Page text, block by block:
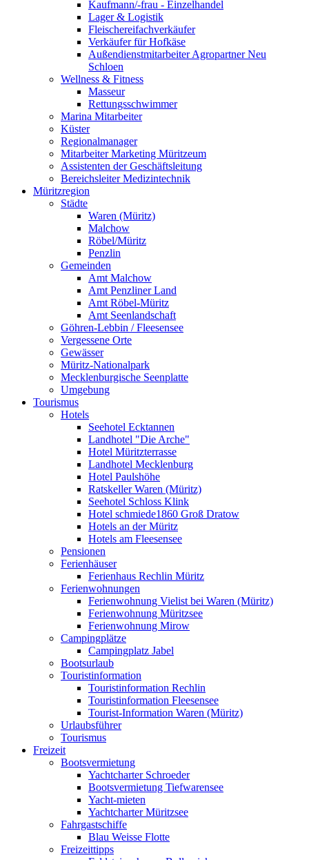
Kaufmann/-frau - Einzelhandel
Lager & Logistik
Fleischereifachverkäufer
Verkäufer für Hofkäse
Außendienstmitarbeiter Agropartner Neu
Schloen
Wellness & Fitness
Masseur
Rettungsschwimmer
Marina Mitarbeiter
Küster
Regionalmanager
Mitarbeiter Marketing Müritzeum
Assistenten der Geschäftsleitung
Bereichsleiter Medizintechnik
Müritzregion
Städte
Waren (Müritz)
Malchow
Röbel/Müritz
Penzlin
Gemeinden
Amt Malchow
Amt Penzliner Land
Amt Röbel-Müritz
Amt Seenlandschaft
Göhren-Lebbin / Fleesensee
Vergessene Orte
Gewässer
Müritz-Nationalpark
Mecklenburgische Seenplatte
Umgebung
Tourismus
Hotels
Seehotel Ecktannen
Landhotel "Die Arche"
Hotel Müritzterrasse
Landhotel Mecklenburg
Hotel Paulshöhe
Ratskeller Waren (Müritz)
Seehotel Schloss Klink
Hotel schmiede1860 Groß Dratow
Hotels an der Müritz
Hotels am Fleesensee
Pensionen
Ferienhäuser
Ferienhaus Rechlin Müritz
Ferienwohnungen
Ferienwohnung Vielist bei Waren (Müritz)
Ferienwohnung Müritzsee
Ferienwohnung Mirow
Campingplätze
Campingplatz Jabel
Bootsurlaub
Touristinformation
Touristinformation Rechlin
Touristinformation Fleesensee
Tourist-Information Waren (Müritz)
Urlaubsführer
Tourismus
Freizeit
Bootsvermietung
Yachtcharter Schroeder
Bootsvermietung Tiefwarensee
Yacht-mieten
Yachtcharter Müritzsee
Fahrgastschiffe
Blau Weisse Flotte
Freizeittipps